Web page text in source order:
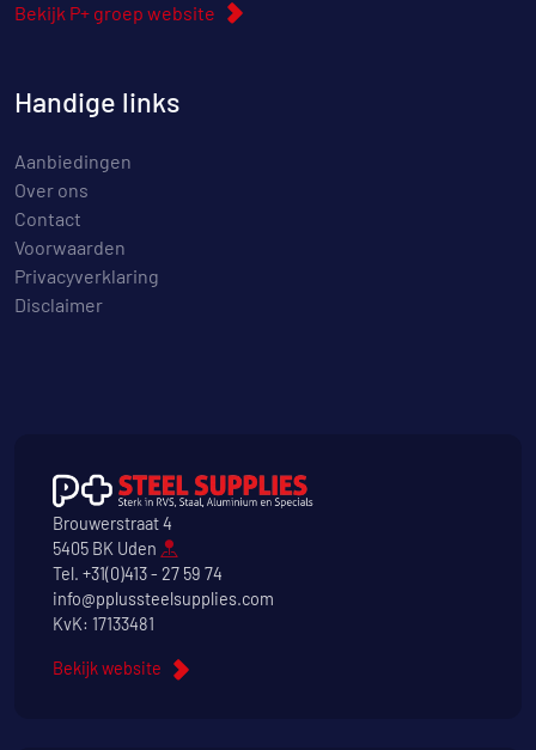
Bekijk P+ groep website
Handige links
Aanbiedingen
Over ons
Contact
Voorwaarden
Privacyverklaring
Disclaimer
Brouwerstraat 4
5405 BK Uden
Tel. +31(0)413 - 27 59 74
info@pplussteelsupplies.com
KvK: 17133481
Bekijk website